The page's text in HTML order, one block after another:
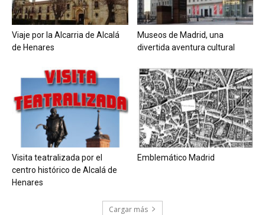
Viaje por la Alcarria de Alcalá
de Henares
Museos de Madrid, una
divertida aventura cultural
Visita teatralizada por el
centro histórico de Alcalá de
Henares
Emblemático Madrid
Cargar más